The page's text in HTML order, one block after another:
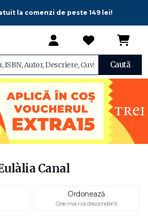
la comenzi de peste 149 lei!
Caută
Canal
Ordonează
Cele mai noi descendent